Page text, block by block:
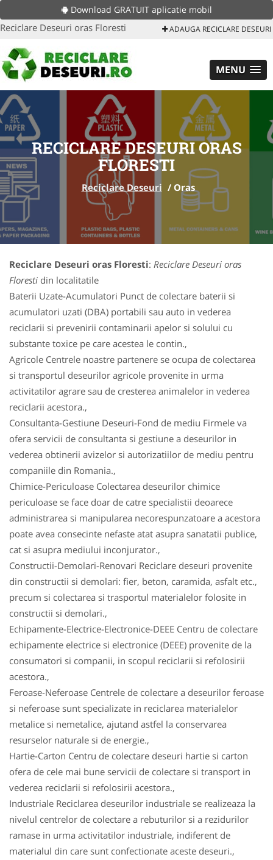
Download GRATUIT aplicatie mobil
Reciclare Deseuri oras Floresti ADAUGA RECICLARE DESEURI
MENU
RECICLARE DESEURI ORAS
FLORESTI
Reciclare Deseuri / Oras
Reciclare Deseuri oras Floresti: Reciclare Deseuri oras
Floresti din localitatile
Baterii Uzate-Acumulatori Punct de colectare baterii si
acumulatori uzati (DBA) portabili sau auto in vederea
reciclarii si prevenirii contaminarii apelor si solului cu
substante toxice pe care acestea le contin.,
Agricole Centrele noastre partenere se ocupa de colectarea
si transportul deseurilor agricole provenite in urma
activitatilor agrare sau de cresterea animalelor in vederea
reciclarii acestora.,
Consultanta-Gestiune Deseuri-Fond de mediu Firmele va
ofera servicii de consultanta si gestiune a deseurilor in
vederea obtinerii avizelor si autorizatiilor de mediu pentru
companiile din Romania.,
Chimice-Periculoase Colectarea deseurilor chimice
periculoase se face doar de catre specialistii deoarece
administrarea si manipularea necorespunzatoare a acestora
poate avea consecinte nefaste atat asupra sanatatii publice,
cat si asupra mediului inconjurator.,
Constructii-Demolari-Renovari Reciclare deseuri provenite
din constructii si demolari: fier, beton, caramida, asfalt etc.,
precum si colectarea si trasportul materialelor folosite in
constructii si demolari.,
Echipamente-Electrice-Electronice-DEEE Centru de colectare
echipamente electrice si electronice (DEEE) provenite de la
consumatori si companii, in scopul reciclarii si refolosirii
acestora.,
Feroase-Neferoase Centrele de colectare a deseurilor feroase
si neferoase sunt specializate in reciclarea materialelor
metalice si nemetalice, ajutand astfel la conservarea
resurselor naturale si de energie.,
Hartie-Carton Centru de colectare deseuri hartie si carton
ofera de cele mai bune servicii de colectare si transport in
vederea reciclarii si refolosirii acestora.,
Industriale Reciclarea deseurilor industriale se realizeaza la
nivelul centrelor de colectare a rebuturilor si a rezidurilor
ramase in urma activitatilor industriale, indiferent de
materialul din care sunt confectionate aceste deseuri.,